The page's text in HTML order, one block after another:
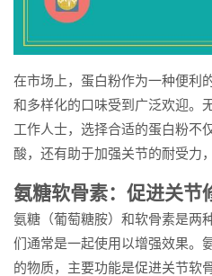
在市场上，蛋白粉作为一种便利
和多样化的口味受到广泛欢迎。
工作人士，选择合适的蛋白粉不
酸，还有助于加强关节的耐受力
氨糖软骨素：促进关节
氨糖（葡萄糖胺）和软骨素是两
们通常是一起使用以增强效果。
的物质，主要功能是促进关节软